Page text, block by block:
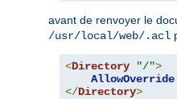
avant de renvoyer le
/usr/local/web/.acl
<Directory "/">
AllowOverride
</Directory>